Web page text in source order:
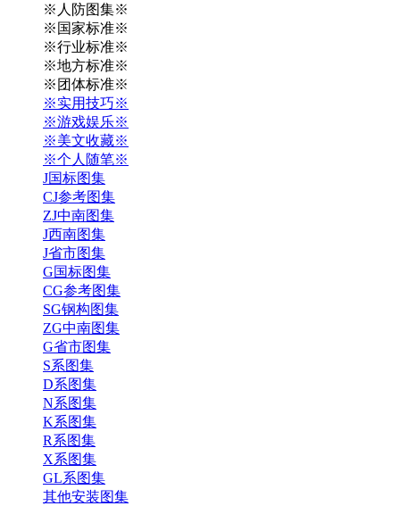
※人防图集※
※国家标准※
※行业标准※
※地方标准※
※团体标准※
※实用技巧※
※游戏娱乐※
※美文收藏※
※个人随笔※
J国标图集
CJ参考图集
ZJ中南图集
J西南图集
J省市图集
G国标图集
CG参考图集
SG钢构图集
ZG中南图集
G省市图集
S系图集
D系图集
N系图集
K系图集
R系图集
X系图集
GL系图集
其他安装图集